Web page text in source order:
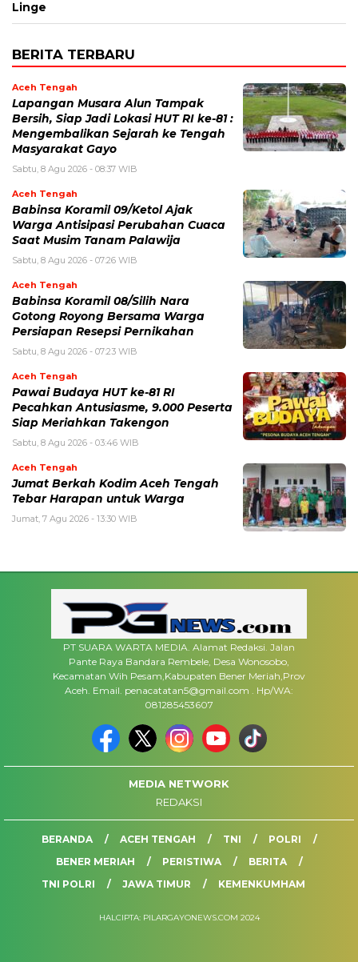
Linge
BERITA TERBARU
Aceh Tengah
Lapangan Musara Alun Tampak
Bersih, Siap Jadi Lokasi HUT RI ke-81 :
Mengembalikan Sejarah ke Tengah
Masyarakat Gayo
Sabtu, 8 Agu 2026 - 08:37 WIB
Aceh Tengah
‎Babinsa Koramil 09/Ketol Ajak
Warga Antisipasi Perubahan Cuaca
Saat Musim Tanam Palawija
Sabtu, 8 Agu 2026 - 07:26 WIB
Aceh Tengah
‎Babinsa Koramil 08/Silih Nara
Gotong Royong Bersama Warga
Persiapan Resepsi Pernikahan
Sabtu, 8 Agu 2026 - 07:23 WIB
Aceh Tengah
Pawai Budaya HUT ke-81 RI
Pecahkan Antusiasme, 9.000 Peserta
Siap Meriahkan Takengon
Sabtu, 8 Agu 2026 - 03:46 WIB
Aceh Tengah
Jumat Berkah Kodim Aceh Tengah
Tebar Harapan untuk Warga
Jumat, 7 Agu 2026 - 13:30 WIB
PT SUARA WARTA MEDIA. Alamat Redaksi. Jalan
Pante Raya Bandara Rembele, Desa Wonosobo,
Kecamatan Wih Pesam,Kabupaten Bener Meriah,Prov
Aceh. Email. penacatatan5@gmail.com . Hp/WA:
081285453607
MEDIA NETWORK
REDAKSI
BERANDA ACEH TENGAH TNI
POLRI
BENER MERIAH
PERISTIWA
BERITA
TNI POLRI
JAWA TIMUR KEMENKUMHAM
HALCIPTA: PILARGAYONEWS.COM 2024